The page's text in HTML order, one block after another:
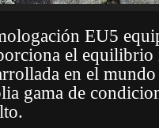
EU5
el equilibrio
en el
gama de